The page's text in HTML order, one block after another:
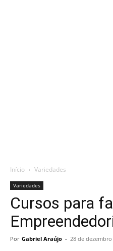
Início Variedades
Variedades
Cursos para
Por Gabriel Araújo - 28 de dezembro